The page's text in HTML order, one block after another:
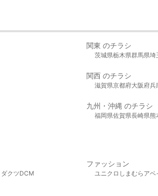
関東 のチラシ
茨城県栃木県群馬県埼
関西 のチラシ
滋賀県京都府大阪府兵
九州・沖縄 のチラシ
福岡県佐賀県長崎県熊
クツDCM
ファッション
ユニクロ しまむら アベ